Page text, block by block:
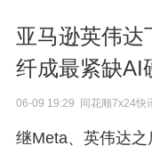
亚马逊英伟达
纤成最紧缺AI
06-09 19:29 同花顺7x24快
继Meta、英伟达